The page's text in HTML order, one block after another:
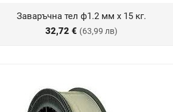
Заваръчна тел ф1.2 мм х 15 кг.
32,72 € (63,99 лв)